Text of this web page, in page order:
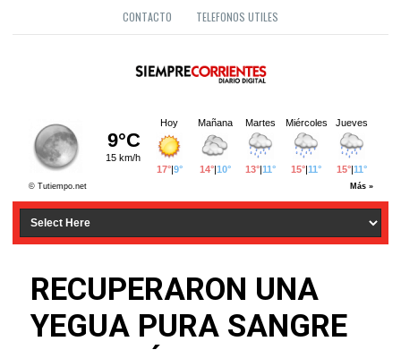
CONTACTO TELEFONOS UTILES
RECUPERARON UNA
YEGUA PURA SANGRE